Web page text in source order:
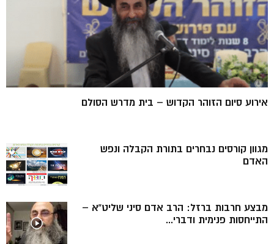
אירוע סיום הזוהר הקדוש – בית מדרש הסולם
מגוון קורסים נבחרים בתורת הקבלה ונפש
האדם
מבצע חרבות ברזל: הרב אדם סיני שליט”א –
התייחסות פנימית ודברי...